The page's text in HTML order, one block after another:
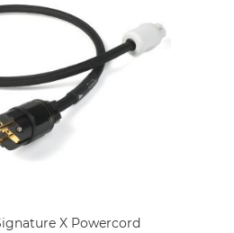
X Powercord